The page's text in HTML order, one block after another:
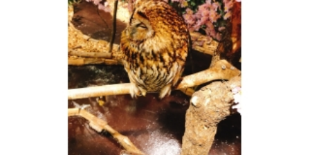
ー
の
タ
イ
ム
ラ
イ
ン】
ベ
ン